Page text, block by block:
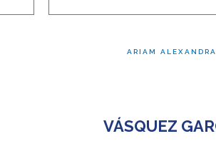
ARIAM ALEXANDRA
VÁSQUEZ